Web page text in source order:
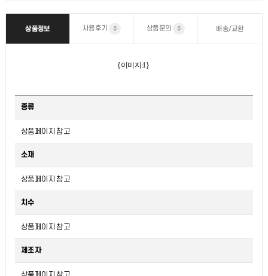
상품정보 사용후기 0 상품문의 0 배송/교환
{이미지:1}
종류
상품페이지 참고
소재
상품페이지 참고
치수
상품페이지 참고
제조자